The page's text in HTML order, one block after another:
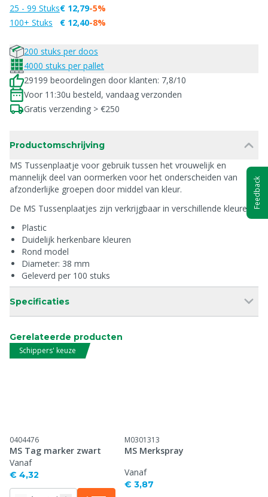
25 - 99 Stuks
100+ Stuks
€ 12,79
€ 12,40
-5%
-8%
200 stuks per doos
4000 stuks per pallet
29199 beoordelingen door klanten: 7,8/10
Voor 11:30u besteld, vandaag verzonden
Gratis verzending > €250
Productomschrijving
MS Tussenplaatje voor gebruik tussen het vrouwelijk en
mannelijk deel van oormerken voor het onderscheiden van
afzonderlijke groepen door middel van kleur.
De MS Tussenplaatjes zijn verkrijgbaar in verschillende kleuren.
Plastic
Duidelijk herkenbare kleuren
Rond model
Diameter: 38 mm
Geleverd per 100 stuks
Specificaties
Gerelateerde producten
Schippers' keuze
0404476
MS Tag marker zwart
Vanaf
€ 4,32
M0301313
MS Merkspray
Vanaf
€ 3,87
Feedback